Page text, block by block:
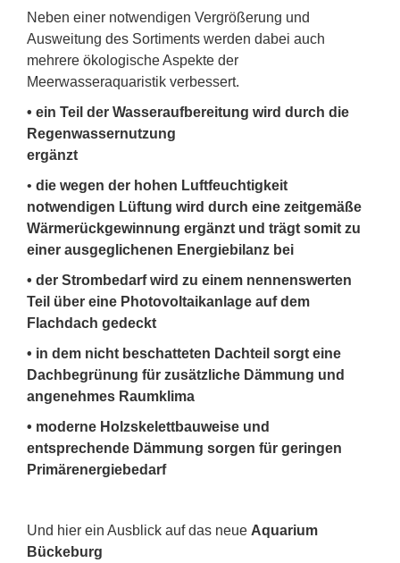
Neben einer notwendigen Vergrößerung und
Ausweitung des Sortiments werden dabei auch
mehrere ökologische Aspekte der
Meerwasseraquaristik verbessert.
• ein Teil der Wasseraufbereitung wird durch die
Regenwassernutzung
ergänzt
• die wegen der hohen Luftfeuchtigkeit
notwendigen Lüftung wird durch eine zeitgemäße
Wärmerückgewinnung ergänzt und trägt somit zu
einer ausgeglichenen Energiebilanz bei
• der Strombedarf wird zu einem nennenswerten
Teil über eine Photovoltaikanlage auf dem
Flachdach gedeckt
• in dem nicht beschatteten Dachteil sorgt eine
Dachbegrünung für zusätzliche Dämmung und
angenehmes Raumklima
• moderne Holzskelettbauweise und
entsprechende Dämmung sorgen für geringen
Primärenergiebedarf
Und hier ein Ausblick auf das neue Aquarium
Bückeburg